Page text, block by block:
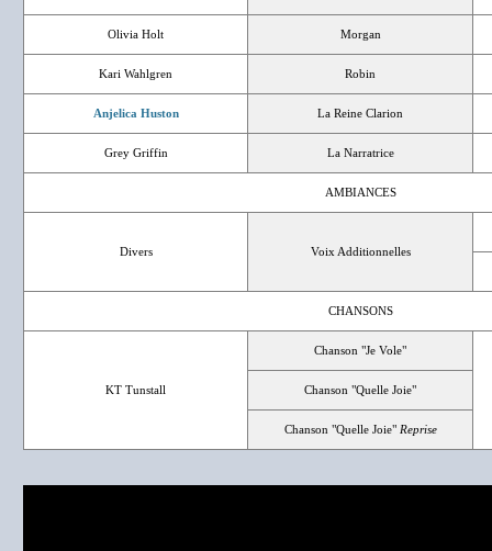
Olivia Holt Morgan
Kari Wahlgren Robin
Anjelica Huston La Reine Clarion
Grey Griffin La Narratrice
AMBIANCES
Divers Voix Additionnelles
CHANSONS
KT Tunstall
Chanson "Je Vole"
Chanson "Quelle Joie"
Chanson "Quelle Joie" Reprise